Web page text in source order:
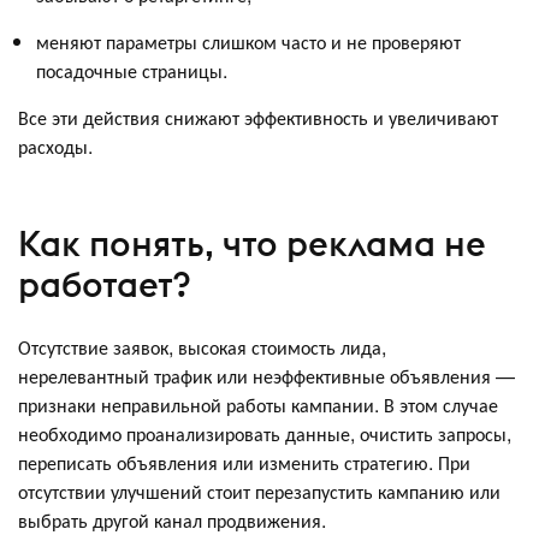
меняют параметры слишком часто и не проверяют
посадочные страницы.
Все эти действия снижают эффективность и увеличивают
расходы.
Как понять, что реклама не
работает?
Отсутствие заявок, высокая стоимость лида,
нерелевантный трафик или неэффективные объявления —
признаки неправильной работы кампании. В этом случае
необходимо проанализировать данные, очистить запросы,
переписать объявления или изменить стратегию. При
отсутствии улучшений стоит перезапустить кампанию или
выбрать другой канал продвижения.